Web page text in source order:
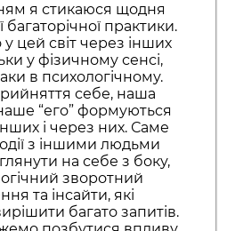
я стикаюся щодня
багаторічної практики.
цей світ через інших
у фізичному сенсі,
в психологічному.
себе, наша
наше “его” формуються
і через них. Саме
з іншими людьми
на себе з боку,
зворотний
та інсайти, які
багато запитів.